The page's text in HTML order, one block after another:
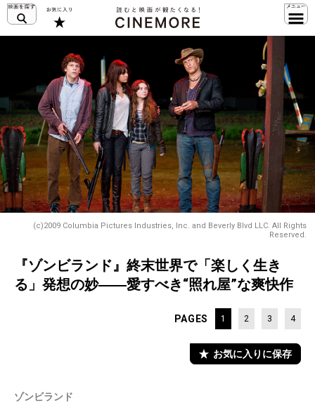
(c)2009 Columbia Pictures Industries, Inc. and Beverly Blvd LLC. All Rights
Reserved.
『ゾンビランド』終末世界で「楽しく生き
る」発想の妙――愛すべき“照れ屋”な爽快作
PAGES 1 2 3 4
お気に入りに保存
ゾンビランド